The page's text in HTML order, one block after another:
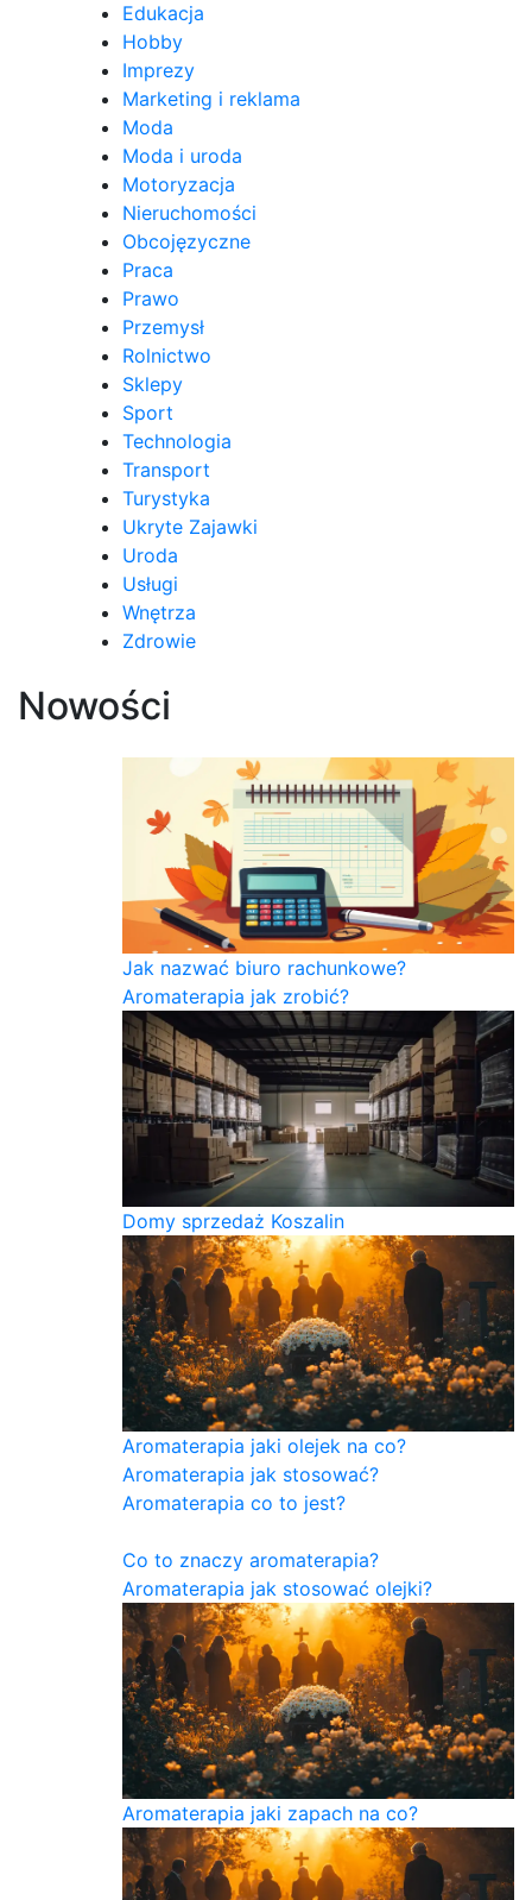
Edukacja
Hobby
Imprezy
Marketing i reklama
Moda
Moda i uroda
Motoryzacja
Nieruchomości
Obcojęzyczne
Praca
Prawo
Przemysł
Rolnictwo
Sklepy
Sport
Technologia
Transport
Turystyka
Ukryte Zajawki
Uroda
Usługi
Wnętrza
Zdrowie
Nowości
Jak nazwać biuro rachunkowe?
Aromaterapia jak zrobić?
Domy sprzedaż Koszalin
Aromaterapia jaki olejek na co?
Aromaterapia jak stosować?
Aromaterapia co to jest?
Co to znaczy aromaterapia?
Aromaterapia jak stosować olejki?
Aromaterapia jaki zapach na co?